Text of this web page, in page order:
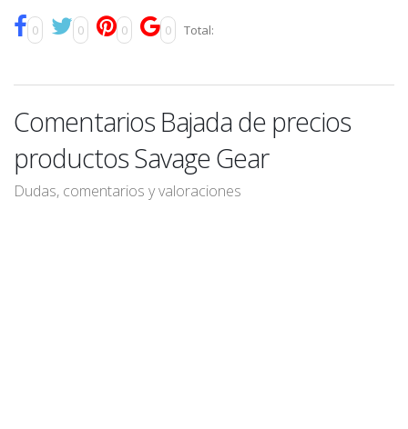
0 0 0 0 Total:
Comentarios Bajada de precios
productos Savage Gear
Dudas, comentarios y valoraciones